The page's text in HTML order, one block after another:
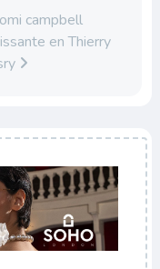
campbell
en Thierry